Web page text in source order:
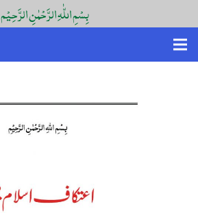
بِسْمِ اللّٰہِ الرَّحْمٰنِ الرَّحِیْم